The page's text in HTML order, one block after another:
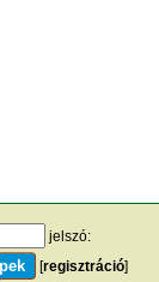
jelszó:
[regisztráció]